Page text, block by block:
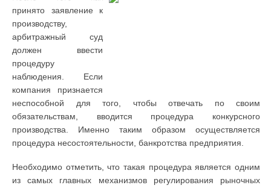
принято заявление к
производству,
арбитражный суд
должен ввести
процедуру
наблюдения. Если
компания признается
неспособной для того, чтобы отвечать по своим
обязательствам, вводится процедура конкурсного
производства. Именно таким образом осуществляется
процедура несостоятельности, банкротства предприятия.
Необходимо отметить, что такая процедура является одним
из самых главных механизмов регулирования рыночных